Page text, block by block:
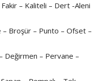
Fakir – Kaliteli – Dert -Aleni
– Broşür – Punto – Ofset –
Değirmen – Pervane –